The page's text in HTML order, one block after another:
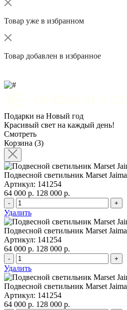
Товар уже в избранном
Товар добавлен в избранное
Подарки на Новый год
Красивый свет на каждый день!
Смотреть
Корзина (3)
Подвесной светильник Marset Jaima
Артикул: 141254
64 000 р. 128 000 р.
- +
Удалить
Подвесной светильник Marset Jaima
Артикул: 141254
64 000 р. 128 000 р.
- +
Удалить
Подвесной светильник Marset Jaima
Артикул: 141254
64 000 р. 128 000 р.